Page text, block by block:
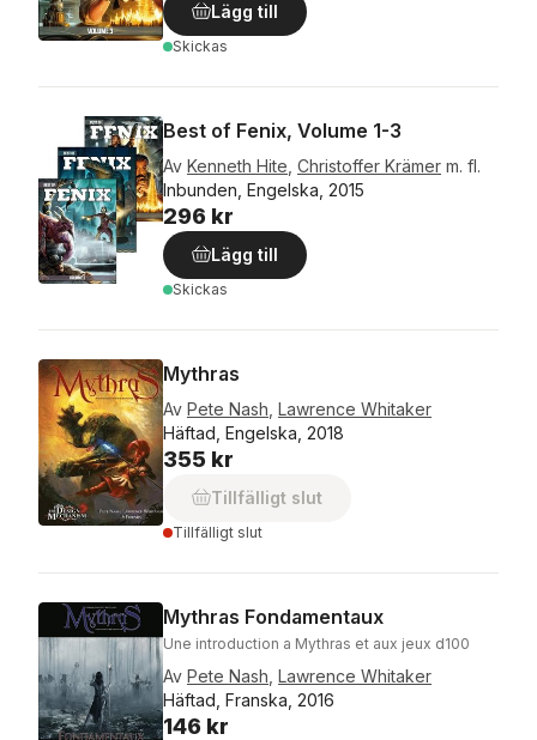
Lägg till
Skickas
Best of Fenix, Volume 1-3
Av Kenneth Hite Christoffer Krämer m. fl.
Inbunden, Engelska, 2015
296 kr
Lägg till
Skickas
Mythras
Av Pete Nash Lawrence Whitaker
Häftad, Engelska, 2018
355 kr
Tillfälligt slut
Tillfälligt slut
Mythras Fondamentaux
Une introduction a Mythras et aux jeux d100
Av Pete Nash Lawrence Whitaker
Häftad, Franska, 2016
146 kr